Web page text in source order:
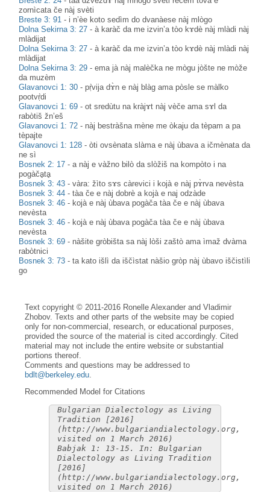
zornìcata če nàj svèti
Breste 3: 91 - i n’èe koto sedìm do dvanàese nàj mlògo
Dolna Sekirna 3: 27 -à karàč da me izvin’a tòo kɤdè nàj mlàdi nàj
mlàdijat
Dolna Sekirna 3: 27 -à karàč da me izvin’a tòo kɤdè nàj mlàdi nàj
mlàdijat
Dolna Sekirna 3: 29 -ema jà nàj malèčka ne mògu jòšte ne mòže
da muzèm
Glavanovci 1: 30 -pṛ̀vija dɤ̀n e nàj blàg ama pòsle se màlko
pootvṛ̀di
Glavanovci 1: 69 -ot sredùtu na kràjɤt nàj vèče ama sɤl da
rabòtiš žn’eš
Glavanovci 1: 72 - nàj bestràšna mène me òkaju da tèpam a pa
tèpajte
Glavanovci 1: 128 -òti ovsènata slàma e nàj ùbava a ičmènata da
ne sì
Bosnek 2: 17 -a nàj e vàžno bilò da slòžiš na kompòto i na
pogàčḁtḁ
Bosnek 3: 43 -vàra: žìto sɤs càrevici i kojà e nàj pɤ̀rva nevèsta
Bosnek 3: 44 -tàa če e nàj dobrè a kojà e naj odzàde
Bosnek 3: 46 - kojà e nàj ùbava pogàča tàa če e nàj ùbava
nevèsta
Bosnek 3: 46 - kojà e nàj ùbava pogàča tàa če e nàj ùbava
nevèsta
Bosnek 3: 69 - nàšite gròbišta sa nàj lòši zaštò ama ìmaž dvàma
rabòtnici
Bosnek 3: 73 -ta kato išlì da iščìstat nàšio gròp nàj ùbavo iščistìli
go
Text copyright © 2011-2016 Ronelle Alexander and Vladimir
Zhobov. Texts and other parts of the website may be copied
only for non-commercial, research, or educational purposes,
provided the source of the material is cited accordingly. Cited
material may not include the entire website or substantial
portions thereof.
Comments and questions may be addressed to
bdlt@berkeley.edu.
Recommended Model for Citations
Bulgarian Dialectology as Living
Tradition [2016]
(http://www.bulgariandialectology.org,
visited on 1 March 2016)
Babjak 1: 13-15. In: Bulgarian
Dialectology as Living Tradition
[2016]
(http://www.bulgariandialectology.org,
visited on 1 March 2016)